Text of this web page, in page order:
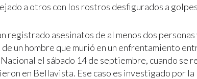
a otros con los rostros desfigurados a
registrado asesinatos de al menos dos
de un hombre que murió en un enfrentamiento
el sábado 14 de septiembre, cuando se
en Bellavista. Ese caso es investigado por